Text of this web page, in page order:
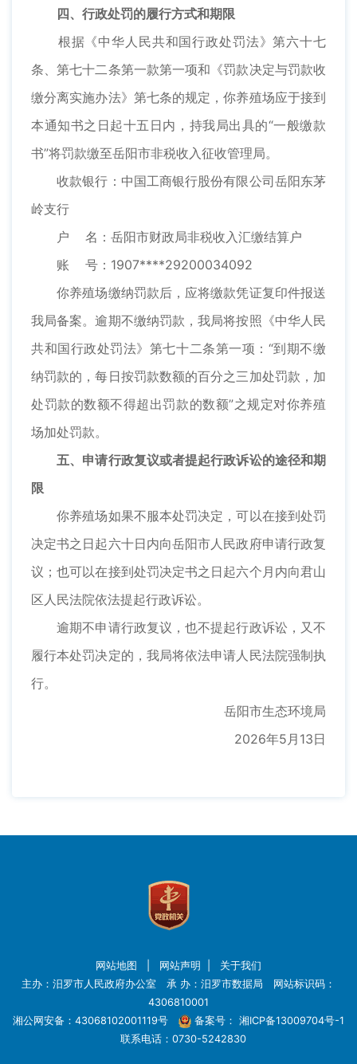
四、行政处罚的履行方式和期限
根据《中华人民共和国行政处罚法》第六十七
条、第七十二条第一款第一项和《罚款决定与罚款收
缴分离实施办法》第七条的规定，你养殖场应于接到
本通知书之日起十五日内，持我局出具的“一般缴款
书”将罚款缴至岳阳市非税收入征收管理局。
收款银行：中国工商银行股份有限公司岳阳东茅
岭支行
户 名：岳阳市财政局非税收入汇缴结算户
账 号：1907****29200034092
你养殖场缴纳罚款后，应将缴款凭证复印件报送
我局备案。逾期不缴纳罚款，我局将按照《中华人民
共和国行政处罚法》第七十二条第一项：“到期不缴
纳罚款的，每日按罚款数额的百分之三加处罚款，加
处罚款的数额不得超出罚款的数额”之规定对你养殖
场加处罚款。
五、申请行政复议或者提起行政诉讼的途径和期
限
你养殖场如果不服本处罚决定，可以在接到处罚
决定书之日起六十日内向岳阳市人民政府申请行政复
议；也可以在接到处罚决定书之日起六个月内向君山
区人民法院依法提起行政诉讼。
逾期不申请行政复议，也不提起行政诉讼，又不
履行本处罚决定的，我局将依法申请人民法院强制执
行。
岳阳市生态环境局
2026年5月13日
网站地图 网站声明
关于我们
主办：汨罗市人民政府办公室 承 办：汨罗市数据局 网站标识码：
4306810001
湘公网安备：43068102001119号
备案号： 湘ICP备13009704号-1
联系电话：0730-5242830